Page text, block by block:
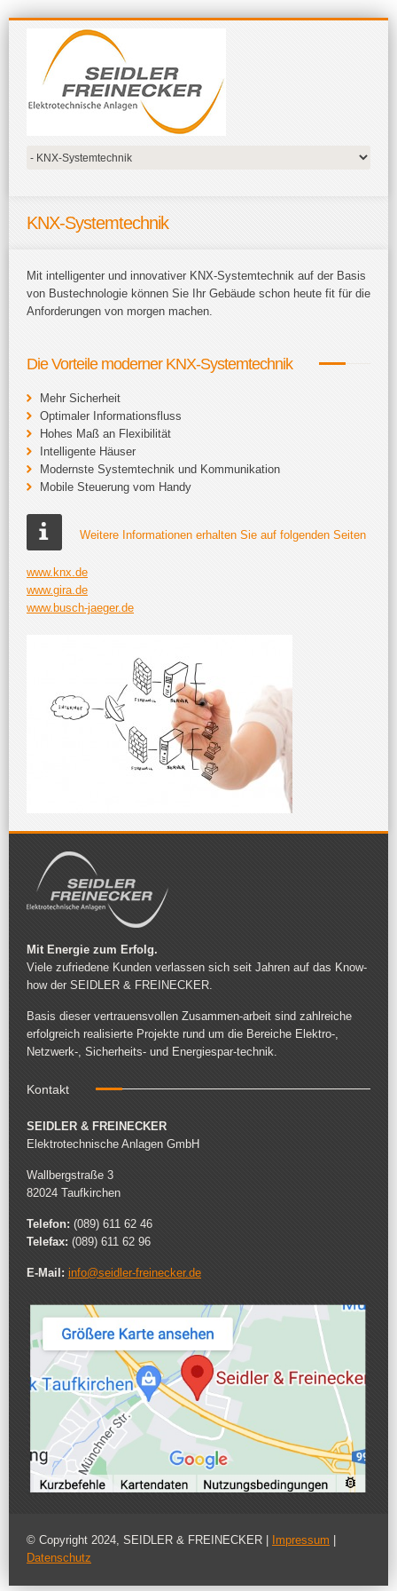
KNX-Systemtechnik
Mit intelligenter und innovativer KNX-Systemtechnik auf der Basis
von Bustechnologie können Sie Ihr Gebäude schon heute fit für die
Anforderungen von morgen machen.
Die Vorteile moderner KNX-Systemtechnik
Mehr Sicherheit
Optimaler Informationsfluss
Hohes Maß an Flexibilität
Intelligente Häuser
Modernste Systemtechnik und Kommunikation
Mobile Steuerung vom Handy
Weitere Informationen erhalten Sie auf folgenden Seiten
www.knx.de
www.gira.de
www.busch-jaeger.de
Mit Energie zum Erfolg.
Viele zufriedene Kunden verlassen sich seit Jahren auf das Know-
how der SEIDLER & FREINECKER.
Basis dieser vertrauensvollen Zusammen-arbeit sind zahlreiche
erfolgreich realisierte Projekte rund um die Bereiche Elektro-,
Netzwerk-, Sicherheits- und Energiespar-technik.
Kontakt
SEIDLER & FREINECKER
Elektrotechnische Anlagen GmbH
Wallbergstraße 3
82024 Taufkirchen
Telefon: (089) 611 62 46
Telefax: (089) 611 62 96
E-Mail: info@seidler-freinecker.de
© Copyright 2024, SEIDLER & FREINECKER | Impressum |
Datenschutz